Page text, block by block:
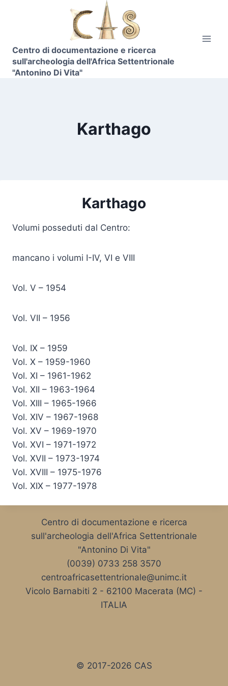
Centro di documentazione e ricerca
sull'archeologia dell'Africa Settentrionale
"Antonino Di Vita"
Karthago
Karthago
Volumi posseduti dal Centro:
mancano i volumi I-IV, VI e VIII
Vol. V – 1954
Vol. VII – 1956
Vol. IX – 1959
Vol. X – 1959-1960
Vol. XI – 1961-1962
Vol. XII – 1963-1964
Vol. XIII – 1965-1966
Vol. XIV – 1967-1968
Vol. XV – 1969-1970
Vol. XVI – 1971-1972
Vol. XVII – 1973-1974
Vol. XVIII – 1975-1976
Vol. XIX – 1977-1978
Centro di documentazione e ricerca
sull'archeologia dell'Africa Settentrionale
"Antonino Di Vita"
(0039) 0733 258 3570
centroafricasettentrionale@unimc.it
Vicolo Barnabiti 2 - 62100 Macerata (MC) -
ITALIA
© 2017-2026 CAS